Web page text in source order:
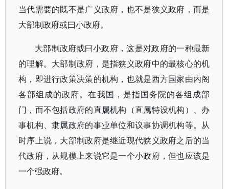
当代需要的既不是广义政府，也不是狭义政府，而是
大部制政府或曰小政府。
大部制政府或曰小政府，这是对政府的一种最新
的理解。大部制政府，是指狭义政府中的最核心的机
构，即进行政策决策的机构，也就是西方国家由内阁
各部组成的政府。在我国，是指国务院的各组成部
门，而不包括政府的直属机构（直属特设机构）、办
事机构、隶属政府的事业单位和议事协调机构等。从
时序上说，大部制政府是继近现代狭义政府之后的当
代政府，从规模上来说它是一个小政府，但也应该是
一个强政府。